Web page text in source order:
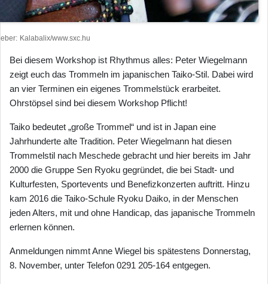
Kalabalix/www.sxc.hu
Bei diesem Workshop ist Rhythmus alles: Peter Wiegelmann
zeigt euch das Trommeln im japanischen Taiko-Stil. Dabei wird
an vier Terminen ein eigenes Trommelstück erarbeitet.
Ohrstöpsel sind bei diesem Workshop Pflicht!
Taiko bedeutet „große Trommel“ und ist in Japan eine
Jahrhunderte alte Tradition. Peter Wiegelmann hat diesen
Trommelstil nach Meschede gebracht und hier bereits im Jahr
2000 die Gruppe Sen Ryoku gegründet, die bei Stadt- und
Kulturfesten, Sportevents und Benefizkonzerten auftritt. Hinzu
kam 2016 die Taiko-Schule Ryoku Daiko, in der Menschen
jeden Alters, mit und ohne Handicap, das japanische Trommeln
erlernen können.
Anmeldungen nimmt Anne Wiegel bis spätestens Donnerstag,
8. November, unter Telefon 0291 205-164 entgegen.